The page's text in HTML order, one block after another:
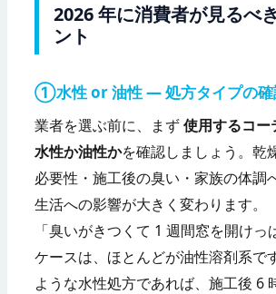
2026 年に消費者が見るべ
ント
①水性 or 油性 — 処方タイプの確
業者を選ぶ前に、まず使用するコ
水性か油性かを確認しましょう。乾
必要性・施工後の臭い・家族の体調
生活への影響が大きく変わります。
「臭いがきつくて 1 週間窓を開けっ
ケースは、ほとんどが油性溶剤系で
ような水性処方であれば、施工後 6